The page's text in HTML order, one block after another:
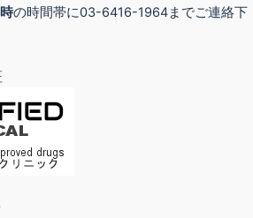
の時間帯に03-6416-1964までご連絡下